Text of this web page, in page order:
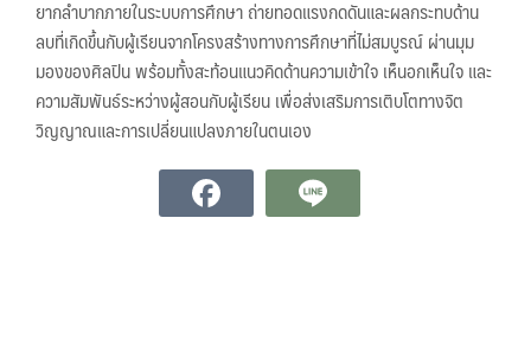
ยากลำบากภายในระบบการศึกษา ถ่ายทอดแรงกดดันและผลกระทบด้าน
ลบที่เกิดขึ้นกับผู้เรียนจากโครงสร้างทางการศึกษาที่ไม่สมบูรณ์ ผ่านมุม
มองของศิลปิน พร้อมทั้งสะท้อนแนวคิดด้านความเข้าใจ เห็นอกเห็นใจ และ
ความสัมพันธ์ระหว่างผู้สอนกับผู้เรียน เพื่อส่งเสริมการเติบโตทางจิต
วิญญาณและการเปลี่ยนแปลงภายในตนเอง